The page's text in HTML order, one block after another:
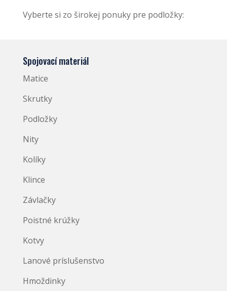
Vyberte si zo širokej ponuky pre podložky:
Spojovací materiál
Matice
Skrutky
Podložky
Nity
Kolíky
Klince
Závlačky
Poistné krúžky
Kotvy
Lanové príslušenstvo
Hmoždinky